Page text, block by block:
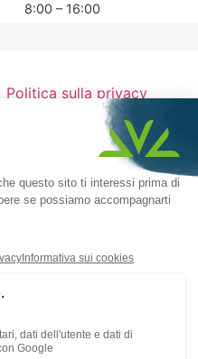
8:00 – 16:00
Politica sulla privacy
Realizzato da Graphik